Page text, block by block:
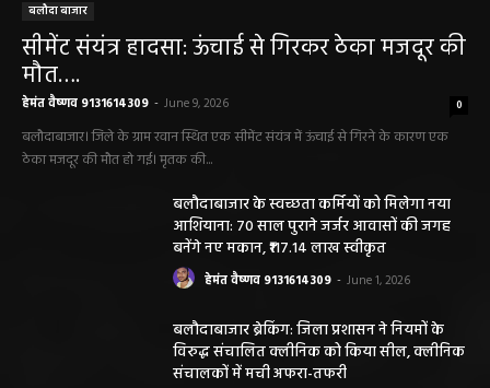
बलौदा बाजार
सीमेंट संयंत्र हादसा: ऊंचाई से गिरकर ठेका मजदूर की
मौत….
हेमंत वैष्णव 9131614309 - June 9, 2026 0
बलौदाबाजार। जिले के ग्राम रवान स्थित एक सीमेंट संयंत्र में ऊंचाई से गिरने के कारण एक
ठेका मजदूर की मौत हो गई। मृतक की...
बलौदाबाजार के स्वच्छता कर्मियों को मिलेगा नया
आशियाना: 70 साल पुराने जर्जर आवासों की जगह
बनेंगे नए मकान, ₹117.14 लाख स्वीकृत
हेमंत वैष्णव 9131614309 - June 1, 2026
बलौदाबाजार ब्रेकिंग: जिला प्रशासन ने नियमों के
विरुद्ध संचालित क्लीनिक को किया सील, क्लीनिक
संचालकों में मची अफरा-तफरी